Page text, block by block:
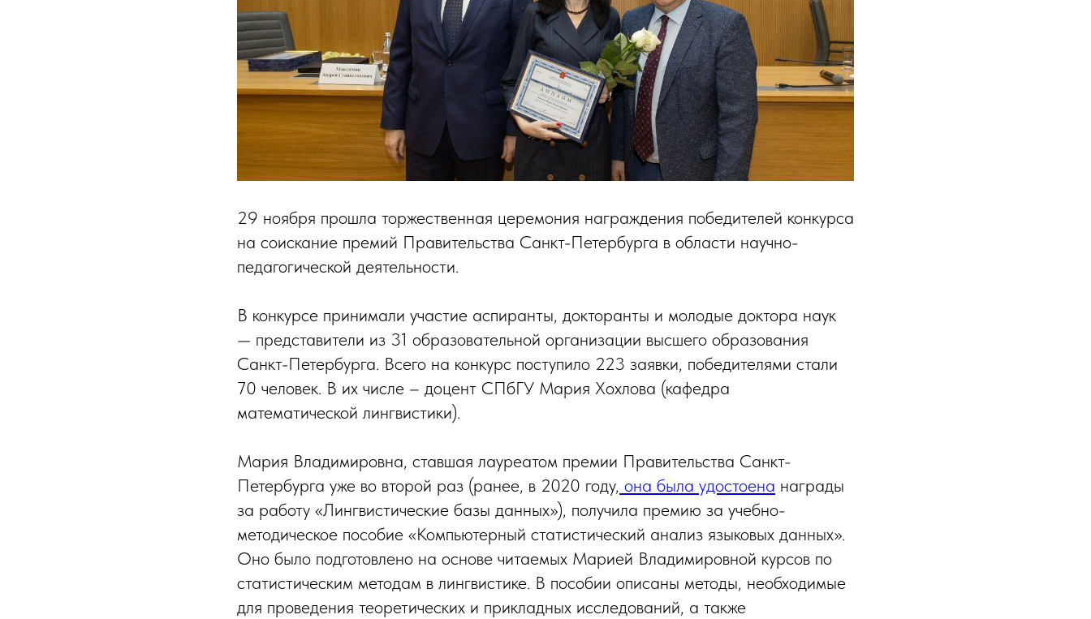
29 ноября прошла торжественная церемония награждения победителей конкурса
на соискание премий Правительства Санкт-Петербурга в области научно-
педагогической деятельности.
В конкурсе принимали участие аспиранты, докторанты и молодые доктора наук
— представители из 31 образовательной организации высшего образования
Санкт-Петербурга. Всего на конкурс поступило 223 заявки, победителями стали
70 человек. В их числе – доцент СПбГУ Мария Хохлова (кафедра
математической лингвистики).
Мария Владимировна, ставшая лауреатом премии Правительства Санкт-
Петербурга уже во второй раз (ранее, в 2020 году, она была удостоена награды
за работу «Лингвистические базы данных»), получила премию за учебно-
методическое пособие «Компьютерный статистический анализ языковых данных».
Оно было подготовлено на основе читаемых Марией Владимировной курсов по
статистическим методам в лингвистике. В пособии описаны методы, необходимые
для проведения теоретических и прикладных исследований, а также